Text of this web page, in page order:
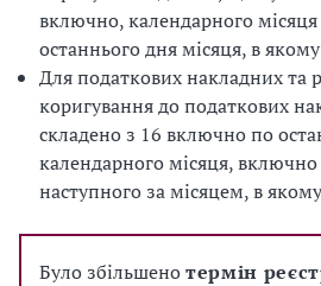
включно, календарного
останнього дня місяця, в
Для податкових накладних та
коригування до податкових
складено з 16 включно по
календарного місяця,
наступного за місяцем, в
Було збільшенотермін